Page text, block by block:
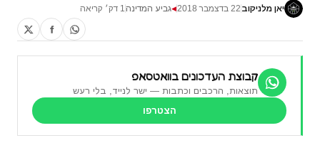
יאן מלניקוב 22 בדצמבר 2018 ◀גביע המדינה1 דק׳ קריאה
קבוצת העדכונים בוואטסאפ
תוצאות, הרכבים וכתבות — ישר לנייד, בלי רעש
הצטרפו